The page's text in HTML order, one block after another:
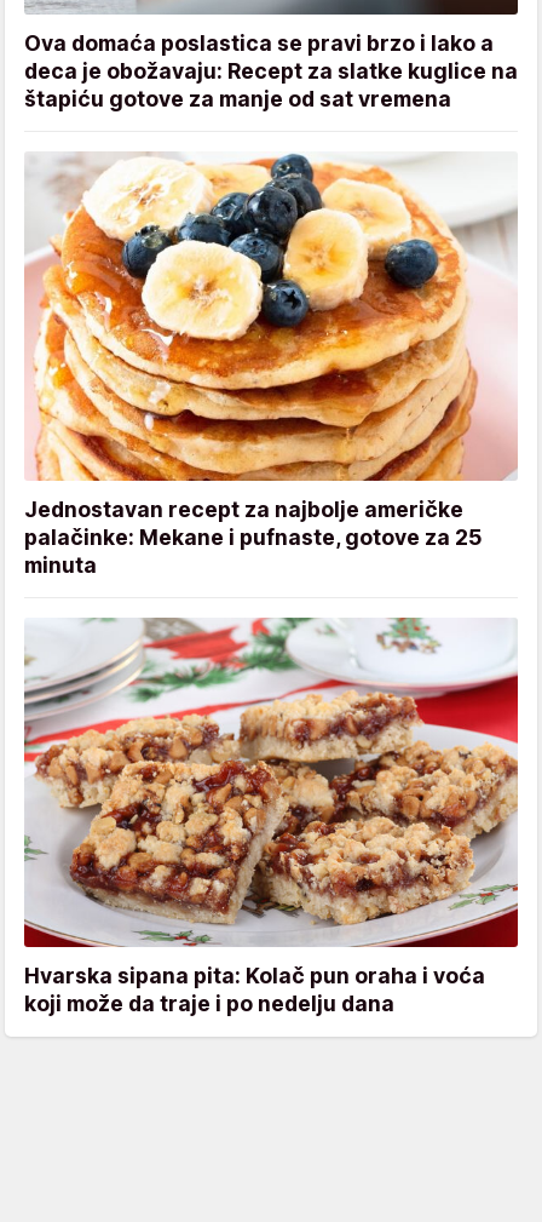
Ova domaća poslastica se pravi brzo i lako a
deca je obožavaju: Recept za slatke kuglice na
štapiću gotove za manje od sat vremena
Jednostavan recept za najbolje američke
palačinke: Mekane i pufnaste, gotove za 25
minuta
Hvarska sipana pita: Kolač pun oraha i voća
koji može da traje i po nedelju dana